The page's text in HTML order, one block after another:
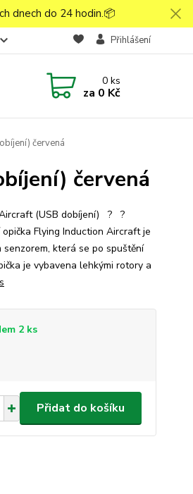
dnech do 24 hodin.📦
Přihlášení
0ks
za 0 Kč
červená
červená
Aircraft (USB dobíjení) ? ?
Flying Induction Aircraft je
která se po spuštění
je vybavena lehkými rotory a
2 ks
Přidat do košíku